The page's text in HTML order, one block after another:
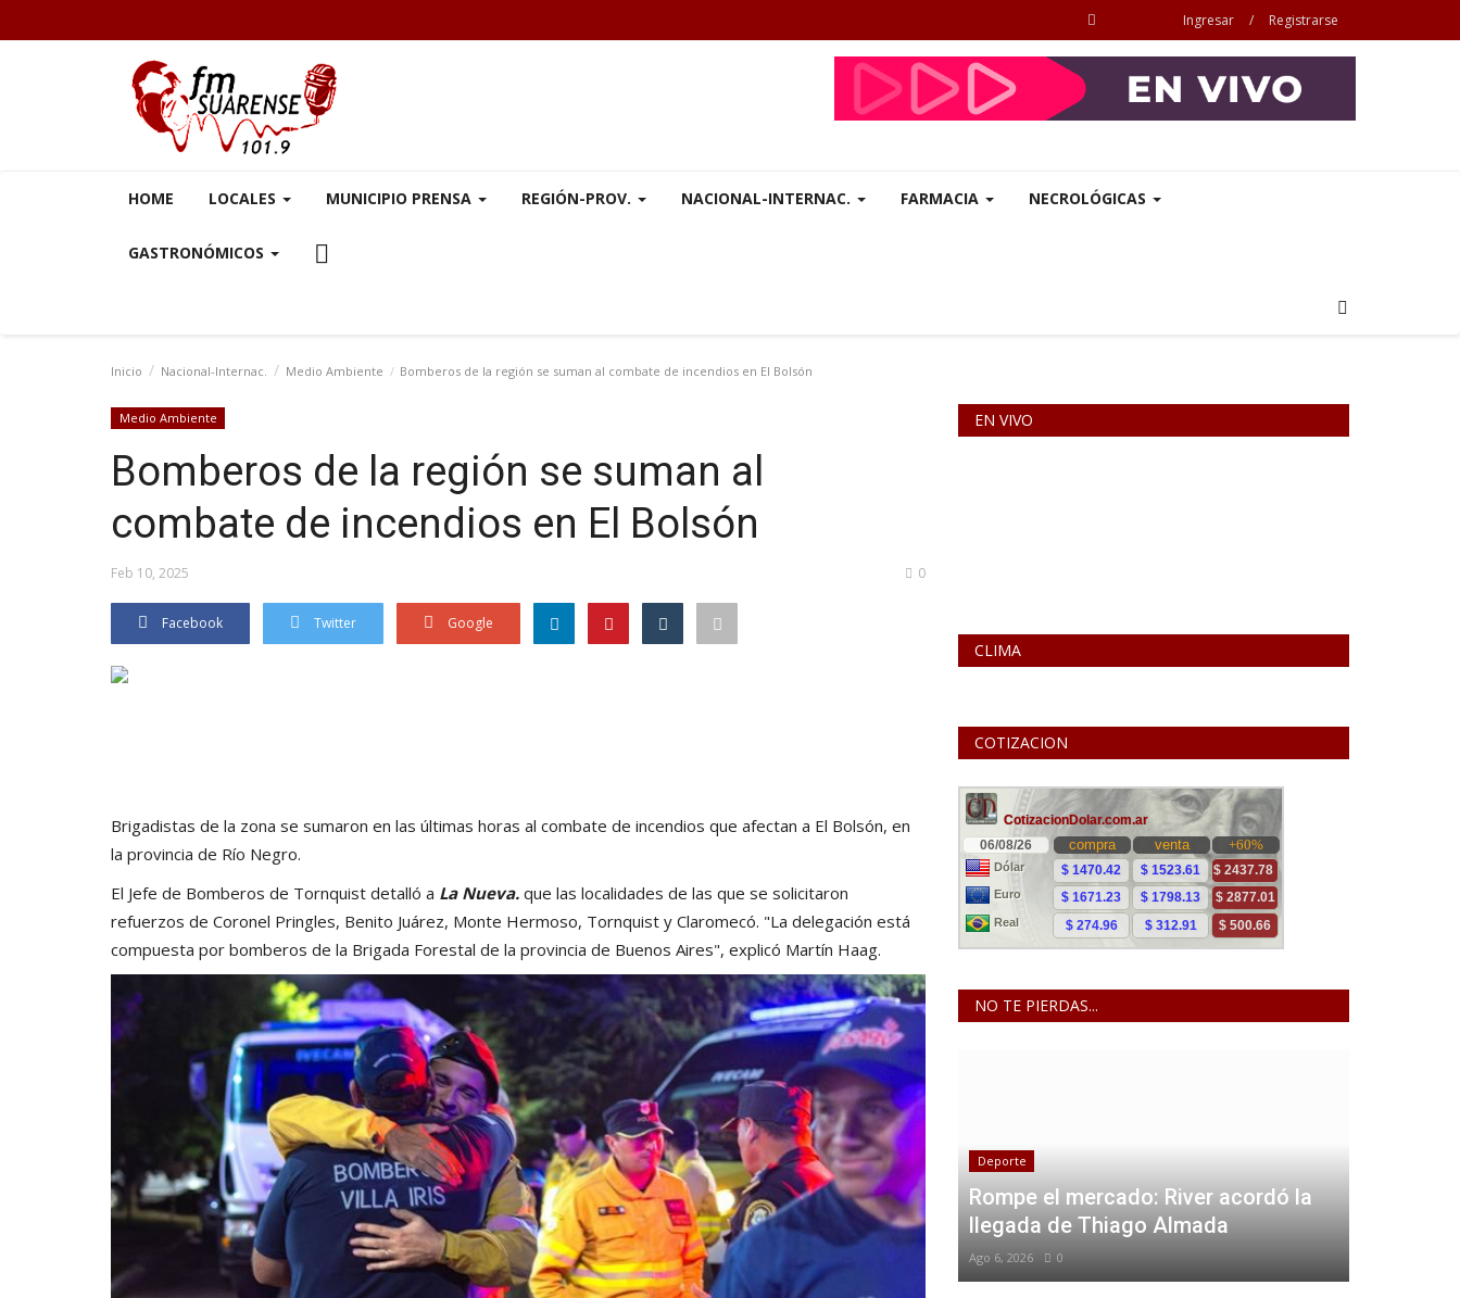
Ingresar / Registrarse
HOME LOCALES MUNICIPIO PRENSA REGIÓN-PROV. NACIONAL-INTERNAC. FARMACIA NECROLÓGICAS
GASTRONÓMICOS
Inicio Nacional-Internac. Medio Ambiente Bomberos de la región se suman al combate de incendios en El Bolsón
Medio Ambiente
Bomberos de la región se suman al
combate de incendios en El Bolsón
Feb 10, 2025 0
Facebook Twitter Google
Brigadistas de la zona se sumaron en las últimas horas al combate de incendios que afectan a El Bolsón, en
la provincia de Río Negro.
El Jefe de Bomberos de Tornquist detalló a La Nueva. que las localidades de las que se solicitaron
refuerzos de Coronel Pringles, Benito Juárez, Monte Hermoso, Tornquist y Claromecó. "La delegación está
compuesta por bomberos de la Brigada Forestal de la provincia de Buenos Aires", explicó Martín Haag.
EN VIVO
CLIMA
COTIZACION
NO TE PIERDAS...
Deporte
Rompe el mercado: River acordó la
llegada de Thiago Almada
Ago 6, 2026 0